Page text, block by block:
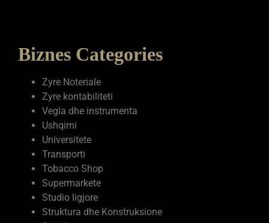
Biznes Categories
Zyre Noteriale
Zyre kontabiliteti
Vegla dhe instrumenta
Ushqimi
Universitete
Transporti
Tobacco Shop
Supermarkete
Studio ligjore